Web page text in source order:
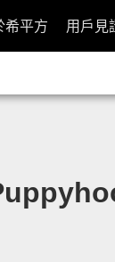
希平方 用戶見